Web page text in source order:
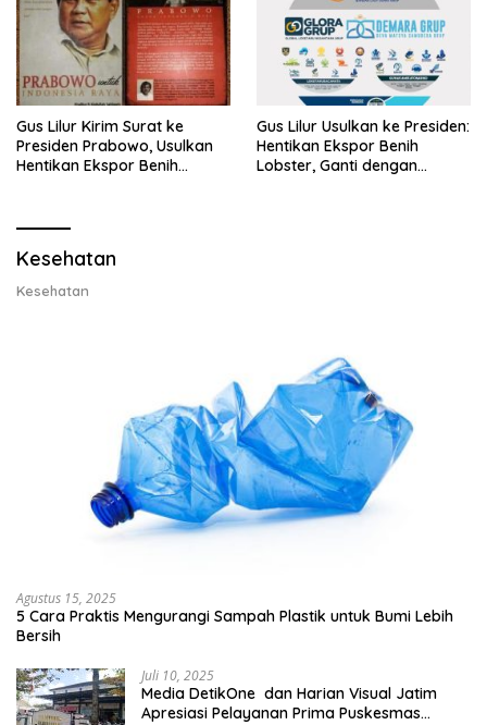
Gus Lilur Kirim Surat ke
Presiden Prabowo, Usulkan
Hentikan Ekspor Benih
Gus Lilur Usulkan ke Presiden:
Hentikan Ekspor Benih
Lobster, Ganti dengan
Kesehatan
Kesehatan
Agustus 15, 2025
5 Cara Praktis Mengurangi Sampah Plastik untuk Bumi Lebih
Bersih
Juli 10, 2025
Media DetikOne dan Harian Visual Jatim
Apresiasi Pelayanan Prima Puskesmas